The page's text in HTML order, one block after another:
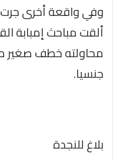
وفي واقعة أخرى
ألقت مباحث إمبابة
محاولته خطف صغير
جنسيا.
بلاغ للنجدة